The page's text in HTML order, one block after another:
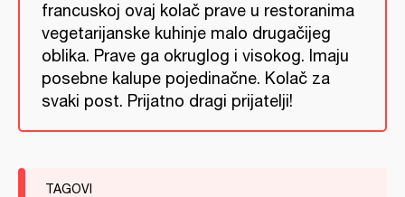
francuskoj ovaj kolač prave u restoranima
vegetarijanske kuhinje malo drugačijeg
oblika. Prave ga okruglog i visokog. Imaju
posebne kalupe pojedinačne. Kolač za
svaki post. Prijatno dragi prijatelji!
TAGOVI